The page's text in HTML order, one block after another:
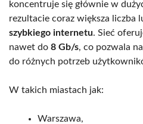
koncentruje się głównie w
rezultacie coraz większa liczba
szybkiego internetu. Sieć
nawet do 8 Gb/s, co pozwala
do różnych potrzeb
W takich miastach jak:
Warszawa,